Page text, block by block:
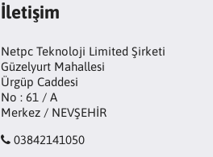
İletişim
Netpc Teknoloji Limited Şirketi
Güzelyurt Mahallesi
Ürgüp Caddesi
No : 61 / A
Merkez / NEVŞEHİR
03842141050